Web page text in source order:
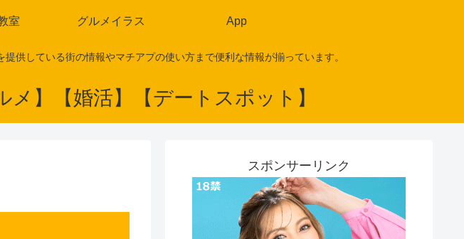
供している街の情報やマチアプの使い方まで便利な情報が揃っています。
室 グルメイラス App
スポンサーリンク